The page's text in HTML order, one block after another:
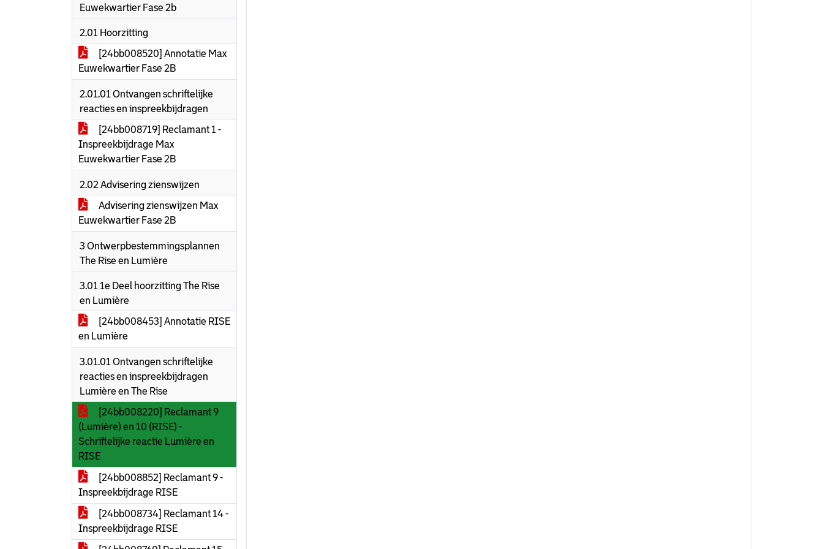
Euwekwartier Fase 2b
2.01 Hoorzitting
[24bb008520] Annotatie Max
Euwekwartier Fase 2B
2.01.01 Ontvangen schriftelijke
reacties en inspreekbijdragen
[24bb008719] Reclamant 1 -
Inspreekbijdrage Max
Euwekwartier Fase 2B
2.02 Advisering zienswijzen
Advisering zienswijzen Max
Euwekwartier Fase 2B
3 Ontwerpbestemmingsplannen
The Rise en Lumière
3.01 1e Deel hoorzitting The Rise
en Lumière
[24bb008453] Annotatie RISE
en Lumière
3.01.01 Ontvangen schriftelijke
reacties en inspreekbijdragen
Lumière en The Rise
[24bb008220] Reclamant 9
(Lumière) en 10 (RISE) -
Schriftelijke reactie Lumière en
RISE
[24bb008852] Reclamant 9 -
Inspreekbijdrage RISE
[24bb008734] Reclamant 14 -
Inspreekbijdrage RISE